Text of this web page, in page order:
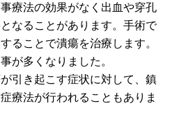
療法の効果がなく出血や穿孔
なることがあります。手術で
ることで潰瘍を治療します。
が多くなりました。
引き起こす症状に対して、鎮
療法が行われることもありま